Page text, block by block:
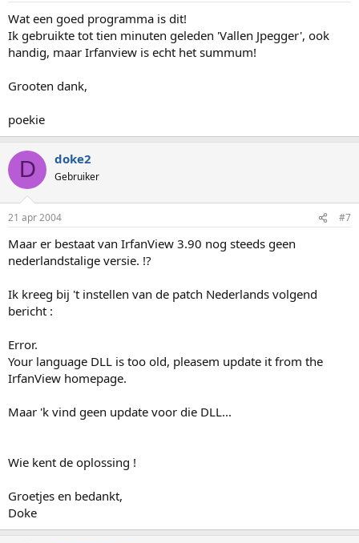
Wat een goed programma is dit!
Ik gebruikte tot tien minuten geleden 'Vallen Jpegger', ook
handig, maar Irfanview is echt het summum!
Grooten dank,
poekie
D doke2
Gebruiker
21 apr 2004 #7
Maar er bestaat van IrfanView 3.90 nog steeds geen
nederlandstalige versie. !?
Ik kreeg bij 't instellen van de patch Nederlands volgend
bericht :
Error.
Your language DLL is too old, pleasem update it from the
IrfanView homepage.
Maar 'k vind geen update voor die DLL...
Wie kent de oplossing !
Groetjes en bedankt,
Doke